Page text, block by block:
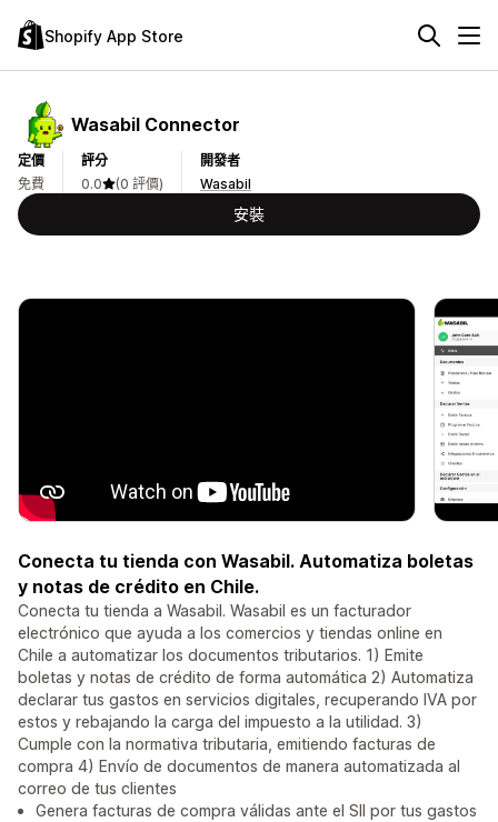
Shopify App Store
Wasabil Connector
定價
免費
評分
0.0
(0 評價)
開發者
Wasabil
安裝
Conecta tu tienda con Wasabil. Automatiza boletas
y notas de crédito en Chile.
Conecta tu tienda a Wasabil. Wasabil es un facturador
electrónico que ayuda a los comercios y tiendas online en
Chile a automatizar los documentos tributarios. 1) Emite
boletas y notas de crédito de forma automática 2) Automatiza
declarar tus gastos en servicios digitales, recuperando IVA por
estos y rebajando la carga del impuesto a la utilidad. 3)
Cumple con la normativa tributaria, emitiendo facturas de
compra 4) Envío de documentos de manera automatizada al
correo de tus clientes
Genera facturas de compra válidas ante el SII por tus gastos